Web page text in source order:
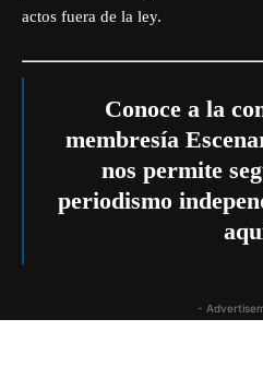
actos fuera de la ley.
Conoce a la
membresía
nos permite
periodismo
-